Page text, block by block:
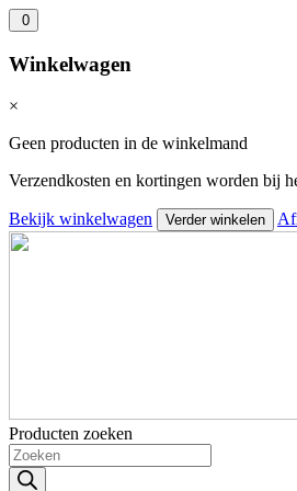
0
Winkelwagen
×
Geen producten in de winkelmand
Verzendkosten en kortingen worden bij
Bekijk winkelwagen Verder winkelen
Producten zoeken